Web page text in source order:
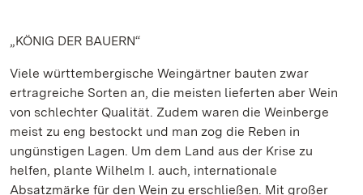
„KÖNIG DER BAUERN“
Viele württembergische Weingärtner bauten zwar
ertragreiche Sorten an, die meisten lieferten aber Wein
von schlechter Qualität. Zudem waren die Weinberge
meist zu eng bestockt und man zog die Reben in
ungünstigen Lagen. Um dem Land aus der Krise zu
helfen, plante Wilhelm I. auch, internationale
Absatzmärke für den Wein zu erschließen. Mit großer